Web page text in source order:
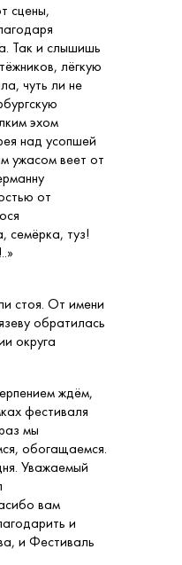
сцены,
Так и слышишь
лёгкую
чуть ли не
эхом
над усопшей
ужасом веет от
от
семёрка, туз!
стоя. От имени
обратилась
округа
ждём,
фестиваля
мы
обогащаемся.
Уважаемый
вам
и
и Фестиваль